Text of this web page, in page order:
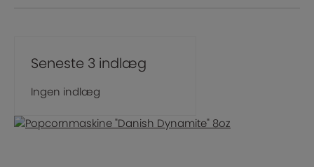
Seneste 3 indlæg
Ingen indlæg